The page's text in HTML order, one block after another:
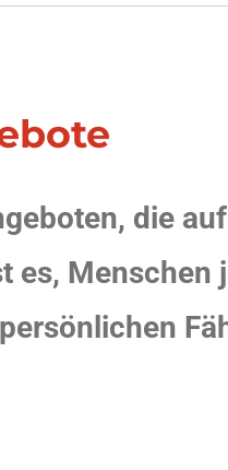
die
Menschen